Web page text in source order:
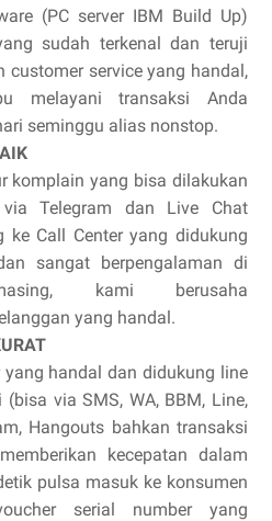
(PC server IBM Build Up)
sudah terkenal dan teruji
customer service yang handal,
melayani transaksi Anda
seminggu alias nonstop.
komplain yang bisa dilakukan
Telegram dan Live Chat
ke Call Center yang didukung
sangat berpengalaman di
kami berusaha
yang handal.
yang handal dan didukung line
via SMS, WA, BBM, Line,
Hangouts bahkan transaksi
kecepatan dalam
pulsa masuk ke konsumen
serial number yang